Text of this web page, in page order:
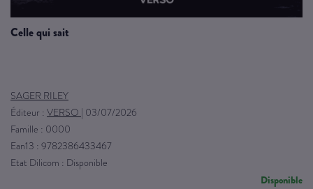
celle qui sait
SAGER RILEY
Éditeur : VERSO | 03/07/2026
Famille : 0000
Ean13 : 9782386433467
Etat Dilicom : Disponible
Disponible